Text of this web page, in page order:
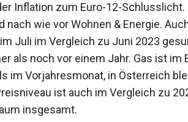
Inflation zum Euro-12-Schlusslicht.
nach wie vor Wohnen & Energie.
Juli im Vergleich zu Juni 2023
als noch vor einem Jahr. Gas ist im
im Vorjahresmonat, in Österreich
ist auch im Vergleich zu
insgesamt.